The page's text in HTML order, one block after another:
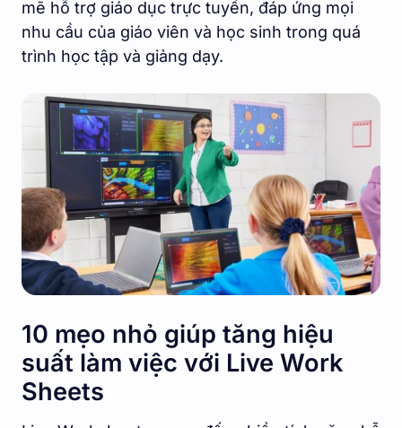
mẽ hỗ trợ giáo dục trực tuyến, đáp ứng mọi
nhu cầu của giáo viên và học sinh trong quá
trình học tập và giảng dạy.
10 mẹo nhỏ giúp tăng hiệu
suất làm việc với Live Work
Sheets